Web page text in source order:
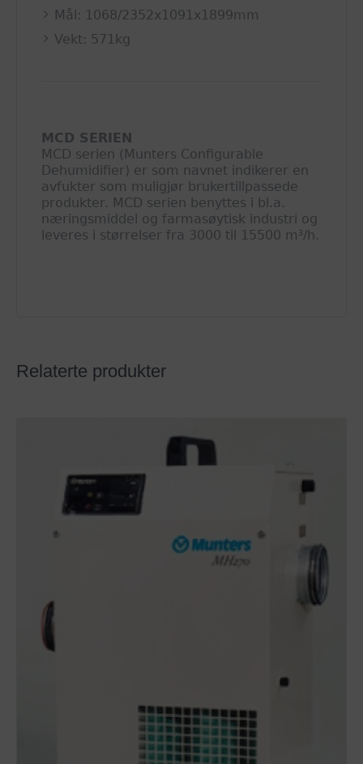
Mål: 1068/2352x1091x1899mm
Vekt: 571kg
MCD SERIEN
MCD serien (Munters Configurable
Dehumidifier) er som navnet indikerer en
avfukter som muligjør brukertillpassede
produkter. MCD serien benyttes i bl.a.
næringsmiddel og farmasøytisk industri og
leveres i størrelser fra 3000 til 15500 m³/h.
Relaterte produkter